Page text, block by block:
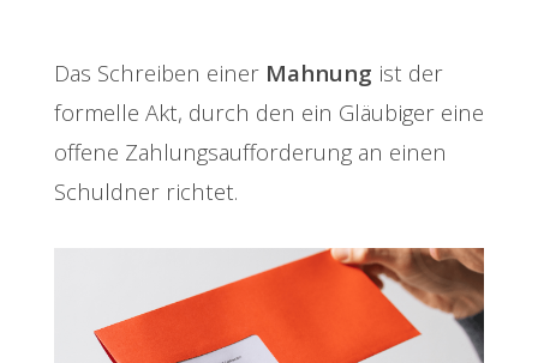
Das Schreiben einer Mahnung ist der
formelle Akt, durch den ein Gläubiger eine
offene Zahlungsaufforderung an einen
Schuldner richtet.